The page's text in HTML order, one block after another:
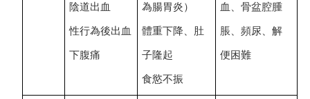
陰道出血
性行為後出血
下腹痛
為腸胃炎）
體重下降、肚
子隆起
食慾不振
血、骨盆腔腫
脹、頻尿、解
便困難